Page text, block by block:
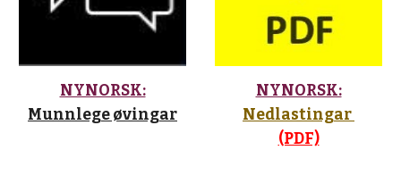
NYNORSK:
Munnlege øvingar
NYNORSK:
(PDF)